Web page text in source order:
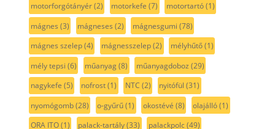
motorforgótányér(2) motorkefe (7) motortartó(1)
mágnes (3) mágneses (2) mágnesgumi (78)
mágnes szelep(4) mágnesszelep(2) mélyhűtő(1)
mély tepsi (6) műanyag(8) műanyagdoboz (29)
nagykefe (5) nofrost(1) NTC (2) nyitófül (31)
nyomógomb(28) o-gyűrű(1) okostévé (8) olajálló(1)
ORA ITO(1) palack-tartály(33) palackpolc(49)